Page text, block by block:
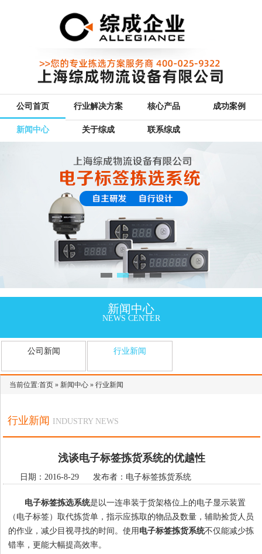
公司首页 行业解决方案 核心产品 成功案例
新闻中心 关于综成 联系综成
新闻中心
NEWS CENTER
公司新闻 行业新闻
当前位置:首页 » 新闻中心 » 行业新闻
行业新闻 INDUSTRY NEWS
浅谈电子标签拣货系统的优越性
日期：2016-8-29 发布者：电子标签拣货系统
电子标签拣选系统是以一连串装于货架格位上的电子显示装置
（电子标签）取代拣货单，指示应拣取的物品及数量，辅助捡货人员
的作业，减少目视寻找的时间。使用 电子标签拣货系统不仅能减少拣
错率，更能大幅提高效率。